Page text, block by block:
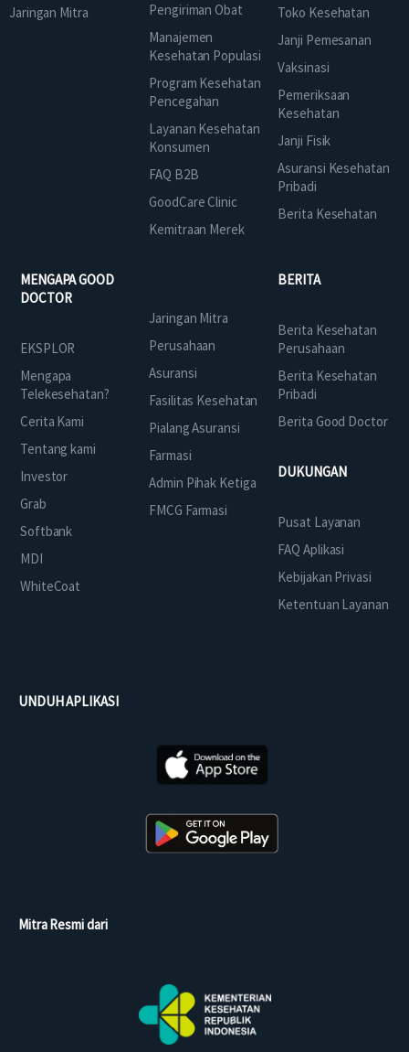
Jaringan Mitra
Pengiriman Obat
Manajemen
Kesehatan Populasi
Program Kesehatan
Pencegahan
Layanan Kesehatan
Konsumen
FAQ B2B
GoodCare Clinic
Kemitraan Merek
Toko Kesehatan
Janji Pemesanan
Vaksinasi
Pemeriksaan
Kesehatan
Janji Fisik
Asuransi Kesehatan
Pribadi
Berita Kesehatan
MENGAPA GOOD
DOCTOR
EKSPLOR
Mengapa
Telekesehatan?
Cerita Kami
Tentang kami
Investor
Grab
Softbank
MDI
WhiteCoat
Jaringan Mitra
Perusahaan
Asuransi
Fasilitas Kesehatan
Pialang Asuransi
Farmasi
Admin Pihak Ketiga
FMCG Farmasi
BERITA
Berita Kesehatan
Perusahaan
Berita Kesehatan
Pribadi
Berita Good Doctor
DUKUNGAN
Pusat Layanan
FAQ Aplikasi
Kebijakan Privasi
Ketentuan Layanan
UNDUH APLIKASI
Mitra Resmi dari